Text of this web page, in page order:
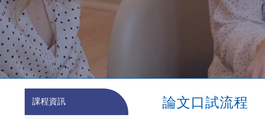
論文口試流程
課程資訊